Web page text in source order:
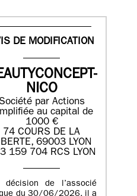
DE MODIFICATION
NICO
Société par Actions
au capital de
1000 €
74 COURS DE LA
69003 LYON
159 704 RCS LYON
décision de l’associé